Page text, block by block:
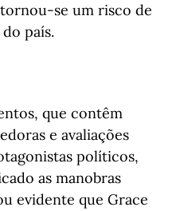
se um risco de
país.
que contêm
e avaliações
políticos,
as manobras
evidente que Grace